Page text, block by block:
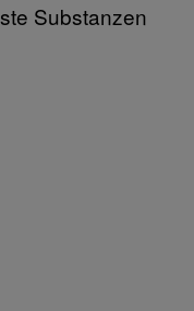
Substanzen